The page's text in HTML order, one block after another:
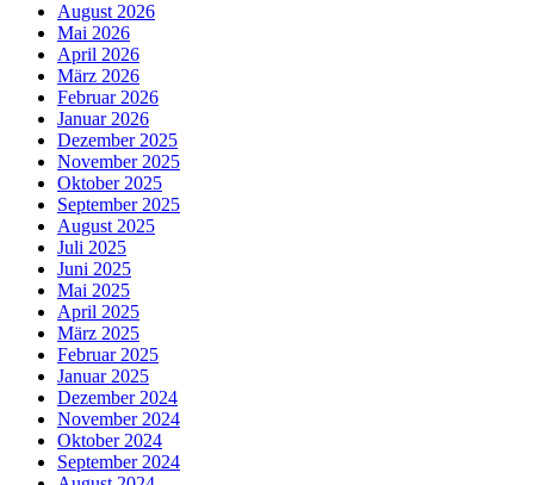
August 2026
Mai 2026
April 2026
März 2026
Februar 2026
Januar 2026
Dezember 2025
November 2025
Oktober 2025
September 2025
August 2025
Juli 2025
Juni 2025
Mai 2025
April 2025
März 2025
Februar 2025
Januar 2025
Dezember 2024
November 2024
Oktober 2024
September 2024